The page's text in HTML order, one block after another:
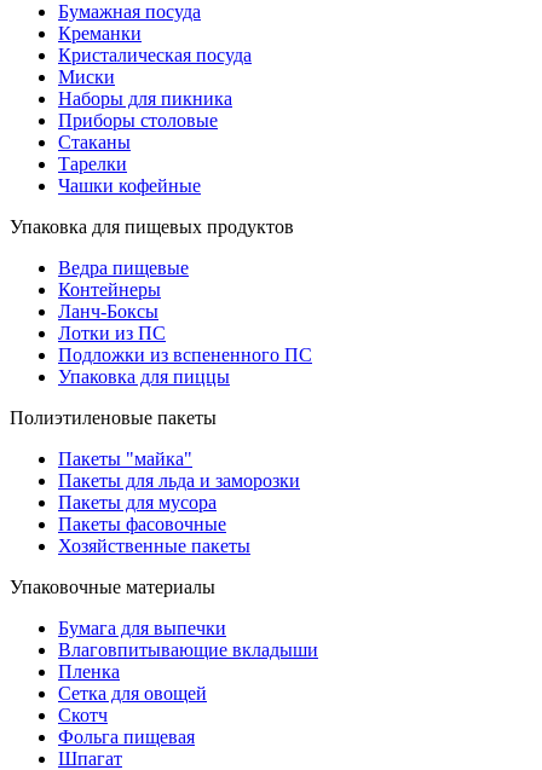
Бумажная посуда
Креманки
Кристалическая посуда
Миски
Наборы для пикника
Приборы столовые
Стаканы
Тарелки
Чашки кофейные
Упаковка для пищевых продуктов
Ведра пищевые
Контейнеры
Ланч-Боксы
Лотки из ПС
Подложки из вспененного ПС
Упаковка для пиццы
Полиэтиленовые пакеты
Пакеты "майка"
Пакеты для льда и заморозки
Пакеты для мусора
Пакеты фасовочные
Хозяйственные пакеты
Упаковочные материалы
Бумага для выпечки
Влаговпитывающие вкладыши
Пленка
Сетка для овощей
Скотч
Фольга пищевая
Шпагат